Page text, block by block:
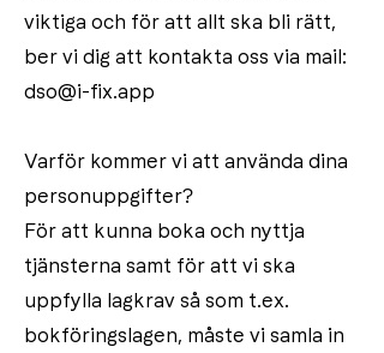
viktiga och för att allt ska bli rätt,
ber vi dig att kontakta oss via mail:
dso@i-fix.app
Varför kommer vi att använda dina
personuppgifter?
För att kunna boka och nyttja
tjänsterna samt för att vi ska
uppfylla lagkrav så som t.ex.
bokföringslagen, måste vi samla in